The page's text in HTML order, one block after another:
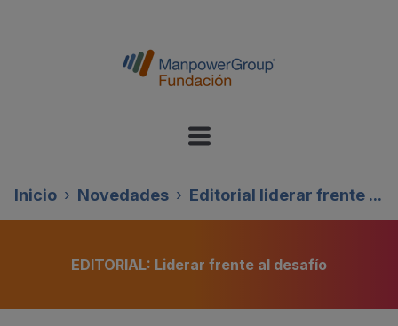
Inicio Novedades Editorial liderar frente ...
EDITORIAL: Liderar frente al desafío